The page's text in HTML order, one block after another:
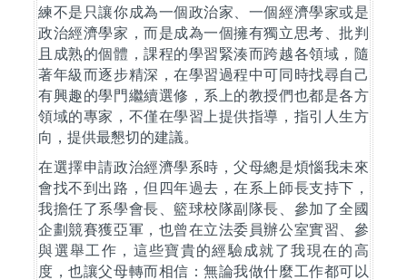
練不是只讓你成為一個政治家、一個經濟學家或是
政治經濟學家，而是成為一個擁有獨立思考、批判
且成熟的個體，課程的學習緊湊而跨越各領域，隨
著年級而逐步精深，在學習過程中可同時找尋自己
有興趣的學門繼續選修，系上的教授們也都是各方
領域的專家，不僅在學習上提供指導，指引人生方
向，提供最懇切的建議。
在選擇申請政治經濟學系時，父母總是煩惱我未來
會找不到出路，但四年過去，在系上師長支持下，
我擔任了系學會長、籃球校隊副隊長、參加了全國
企劃競賽獲亞軍，也曾在立法委員辦公室實習、參
與選舉工作，這些寶貴的經驗成就了我現在的高
度，也讓父母轉而相信：無論我做什麼工作都可以